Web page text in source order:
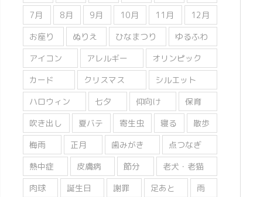
7月
8月 9月 10月 11月
12月
お座り
ぬりえ ひなまつり
ゆるふわ
アイコン
アレルギー
オリンピック
カード
クリスマス
シルエット
ハロウィン
七夕 仰向け
保育
吹き出し
夏バテ 寄生虫 寝る
散歩
梅雨
正月 歯みがき
点つなぎ
熱中症
皮膚病 節分
老犬・老猫
肉球
誕生日 謝罪 足あと
雨